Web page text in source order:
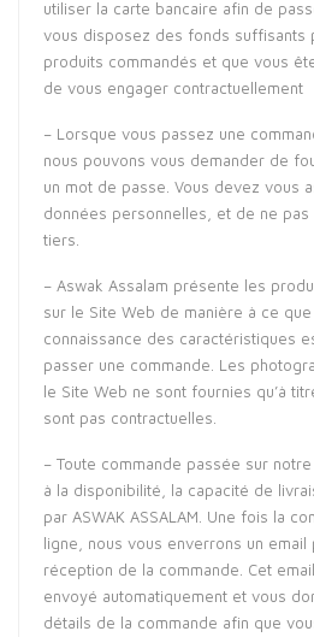
utiliser la carte bancaire afin de
vous disposez des fonds suffisants
produits commandés et que vous
de vous engager contractuellement
– Lorsque vous passez une
nous pouvons vous demander de
un mot de passe. Vous devez vous
données personnelles, et de ne pas
tiers.
– Aswak Assalam présente les
sur le Site Web de manière à ce
connaissance des caractéristiques
passer une commande. Les
le Site Web ne sont fournies qu’à
sont pas contractuelles.
– Toute commande passée sur
à la disponibilité, la capacité de
par ASWAK ASSALAM. Une fois la
ligne, nous vous enverrons un
réception de la commande. Cet
envoyé automatiquement et vous
détails de la commande afin que